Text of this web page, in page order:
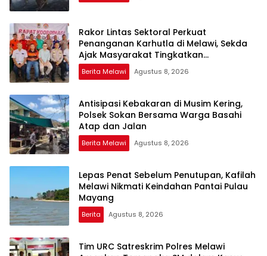
Rakor Lintas Sektoral Perkuat
Penanganan Karhutla di Melawi, Sekda
Ajak Masyarakat Tingkatkan
Kewaspadaan
Berita Melawi Agustus 8, 2026
Antisipasi Kebakaran di Musim Kering,
Polsek Sokan Bersama Warga Basahi
Atap dan Jalan
Berita Melawi Agustus 8, 2026
Lepas Penat Sebelum Penutupan, Kafilah
Melawi Nikmati Keindahan Pantai Pulau
Mayang
Berita Agustus 8, 2026
Tim URC Satreskrim Polres Melawi